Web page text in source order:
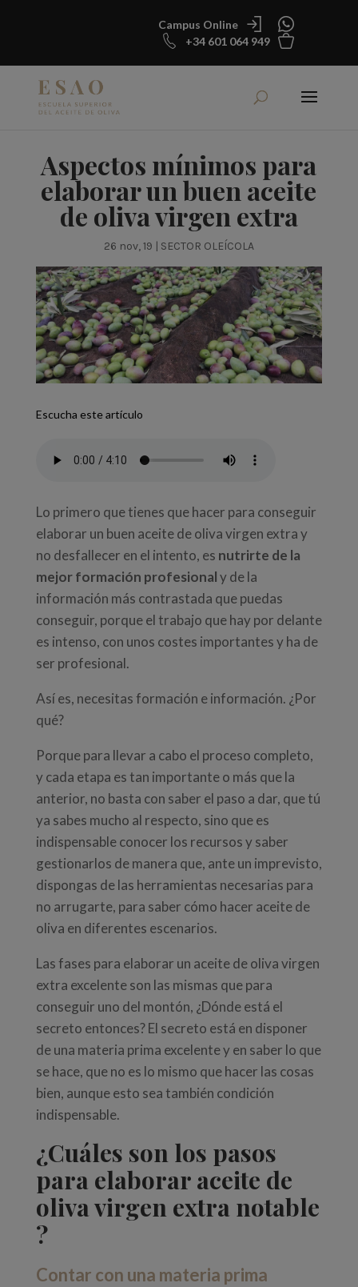
Campus Online
+34 601 064 949
Aspectos mínimos para
elaborar un buen aceite
de oliva virgen extra
26 nov, 19 | SECTOR OLEÍCOLA
Escucha este artículo
Lo primero que tienes que hacer para conseguir
elaborar un buen aceite de oliva virgen extra y
no desfallecer en el intento, es nutrirte de la
mejor formación profesionaly de la
información más contrastada que puedas
conseguir, porque el trabajo que hay por delante
es intenso, con unos costes importantes y ha de
ser profesional.
Así es, necesitas formación e información. ¿Por
qué?
Porque para llevar a cabo el proceso completo,
y cada etapa es tan importante o más que la
anterior, no basta con saber el paso a dar, que tú
ya sabes mucho al respecto, sino que es
indispensable conocer los recursos y saber
gestionarlos de manera que, ante un imprevisto,
dispongas de las herramientas necesarias para
no arrugarte, para saber cómo hacer aceite de
oliva en diferentes escenarios.
Las fases para elaborar un aceite de oliva virgen
extra excelente son las mismas que para
conseguir uno del montón, ¿Dónde está el
secreto entonces? El secreto está en disponer
de una materia prima excelente y en saber lo que
se hace, que no es lo mismo que hacer las cosas
bien, aunque esto sea también condición
indispensable.
¿Cuáles son los pasos
para elaborar aceite de
oliva virgen extra notable
?
Contar con una materia prima